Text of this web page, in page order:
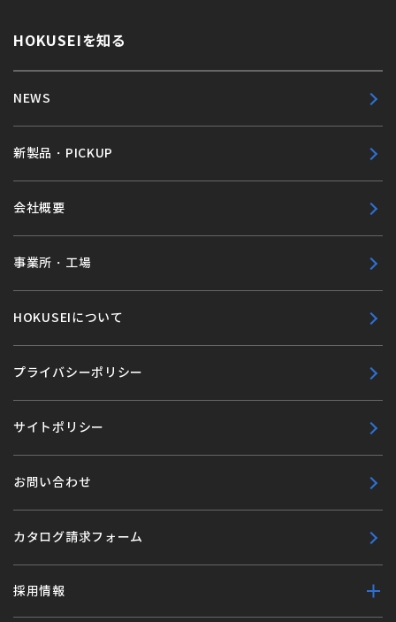
HOKUSEIを知る
NEWS
新製品・PICKUP
会社概要
事業所・工場
HOKUSEIについて
プライバシーポリシー
サイトポリシー
お問い合わせ
カタログ請求フォーム
採用情報